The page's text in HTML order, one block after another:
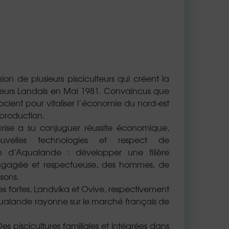
de plusieurs pisciculteurs qui créent la
Landais en Mai 1981. Convaincus que
pour vitaliser l’économie du nord-est
a su conjuguer réussite économique,
technologies et respect de
d’Aqualande : développer une filière
et respectueuse, des hommes, de
fortes, Landvika et Ovive, respectivement
rayonne sur le marché français de
piscicultures familiales et intégrées dans